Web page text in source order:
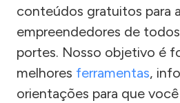
conteúdos gratuitos para
empreendedores de
portes. Nosso objetivo é
melhores ferramentas,
orientações para que